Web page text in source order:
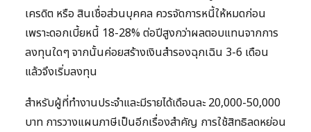
เครดิต หรือ สินเชื่อส่วนบุคคล ควรจัดการหนี้ให้หมดก่อน
เพราะดอกเบี้ยหนี้ 18-28% ต่อปีสูงกว่าผลตอบแทนจากการ
ลงทุนใดๆ จากนั้นค่อยสร้างเงินสำรองฉุกเฉิน 3-6 เดือน
แล้วจึงเริ่มลงทุน
สำหรับผู้ที่ทำงานประจำและมีรายได้เดือนละ 20,000-50,000
บาท การวางแผนภาษีเป็นอีกเรื่องสำคัญ การใช้สิทธิลดหย่อน